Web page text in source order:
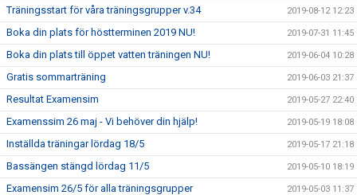
Träningsstart för våra träningsgrupper v.34 2019-08-12 12:23
Boka din plats för höstterminen 2019 NU! 2019-07-31 11:45
Boka din plats till öppet vatten träningen NU! 2019-06-04 10:28
Gratis sommarträning 2019-06-03 21:37
Resultat Examensim 2019-05-27 22:40
Examenssim 26 maj - Vi behöver din hjälp! 2019-05-19 18:08
Inställda träningar lördag 18/5 2019-05-17 21:18
Bassängen stängd lördag 11/5 2019-05-10 18:19
Examensim 26/5 för alla träningsgrupper 2019-05-03 11:37